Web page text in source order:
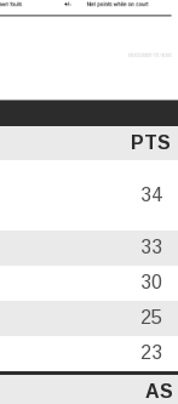
PTS
34
33
30
25
23
AS